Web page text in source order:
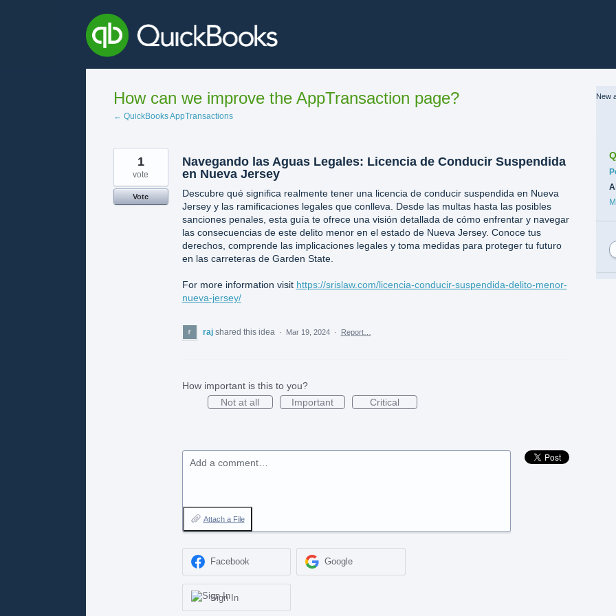
How can we improve the AppTransaction page?
← QuickBooks AppTransactions
Navegando las Aguas Legales: Licencia de Conducir Suspendida
en Nueva Jersey
Descubre qué significa realmente tener una licencia de conducir suspendida en Nueva
Jersey y las ramificaciones legales que conlleva. Desde las multas hasta las posibles
sanciones penales, esta guía te ofrece una visión detallada de cómo enfrentar y navegar
las consecuencias de este delito menor en el estado de Nueva Jersey. Conoce tus
derechos, comprende las implicaciones legales y toma medidas para proteger tu futuro
en las carreteras de Garden State.
For more information visit https://srislaw.com/licencia-conducir-suspendida-delito-menor-
nueva-jersey/
1
vote
Vote
raj shared this idea · Mar 19, 2024 · Report…
How important is this to you?
Not at all
Important Critical
Add a comment…
Attach a File
Facebook Google
Sign In
New